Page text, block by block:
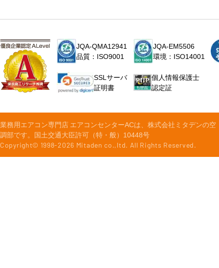
JQA-QMA12941
品質：ISO9001
JQA-EM5506
環境：ISO14001
SSLサーバ
証明書
個人情報保護士
認定証
業務用エアコン専門店 エアコンセンターACは、株式会社ミタデンの空
調部です。国土交通大臣許可（特・般）10448号
Copyright© 1998-2026 Mitaden co.,ltd. All Rights Reserved.